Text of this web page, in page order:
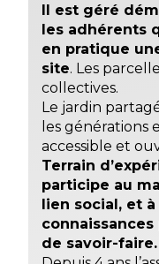
Il est géré
les adhérents
en pratique
site. Les
collectives.
Le jardin
les générations
accessible et
Terrain
participe au
lien social, et
de savoir-faire.